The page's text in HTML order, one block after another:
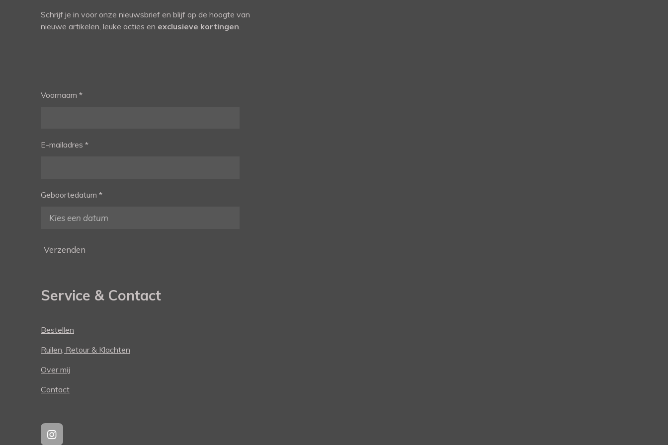
Schrijf je in voor onze nieuwsbrief en blijf op de hoogte van
nieuwe artikelen, leuke acties en exclusieve kortingen
Voornaam *
E-mailadres *
Geboortedatum *
Verzenden
Service & Contact
Bestellen
Ruilen, Retour & Klachten
Over mij
Contact
I